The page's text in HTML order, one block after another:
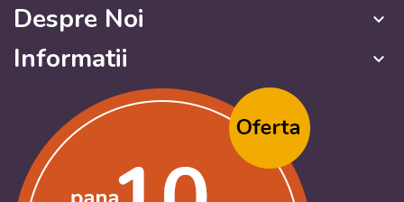
Despre Noi keyboard_arrow_down
Informatii keyboard_arrow_down